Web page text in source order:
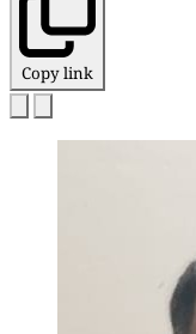
Copy link